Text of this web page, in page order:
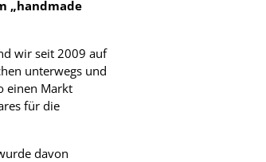
„handmade
wir seit 2009 auf
unterwegs und
einen Markt
für die
davon